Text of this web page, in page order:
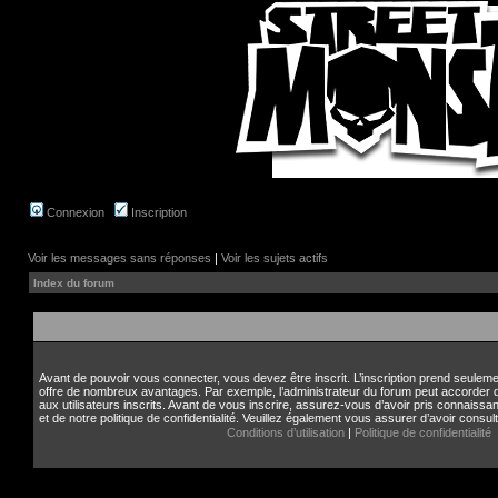
Connexion Inscription
Voir les messages sans réponses | Voir les sujets actifs
Index du forum
Avant de pouvoir vous connecter, vous devez être inscrit. L’inscription prend
offre de nombreux avantages. Par exemple, l’administrateur du forum peut accorder
aux utilisateurs inscrits. Avant de vous inscrire, assurez-vous d’avoir pris
et de notre politique de confidentialité. Veuillez également vous assurer d’avoir
Conditions d’utilisation | Politique de confidentialité